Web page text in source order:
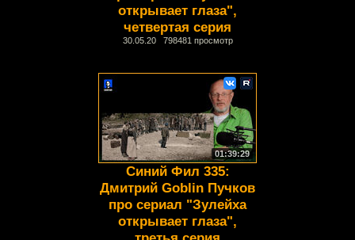
открывает глаза",
четвертая серия
30.05.20 798481 просмотр
01:39:29
Синий Фил 335:
Дмитрий Goblin Пучков
про сериал "Зулейха
открывает глаза",